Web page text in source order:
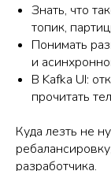
Знать, что
топик,
Понимать
и
В Kafka UI:
прочитать
Куда лезть не
разработчика.